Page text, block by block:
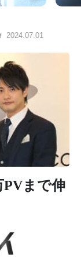
2024.07.01
PVまで伸